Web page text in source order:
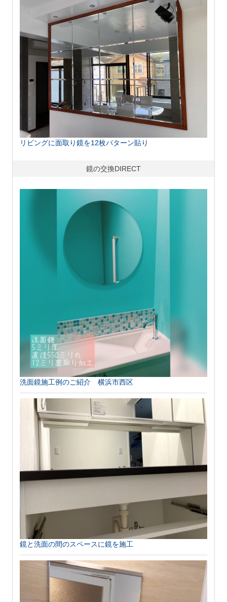
リビングに面取り鏡を12枚パターン貼り
鏡の交換DIRECT
洗面鏡施工例のご紹介 横浜市西区
鏡と洗面の間のスペースに鏡を施工